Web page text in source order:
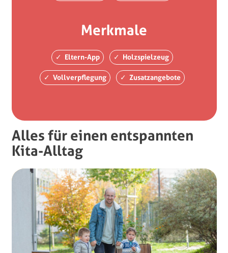
Merkmale
Eltern-App Holzspielzeug
Vollverpflegung Zusatzangebote
Alles für einen entspannten
Kita-Alltag